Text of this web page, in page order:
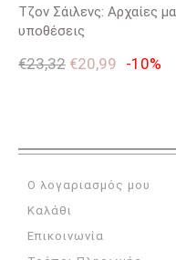
Τζον Σάιλενς: Αρχαίες
υποθέσεις
€23,32 €20,99 -10%
Ο λογαριασμός μου
Καλάθι
Επικοινωνία